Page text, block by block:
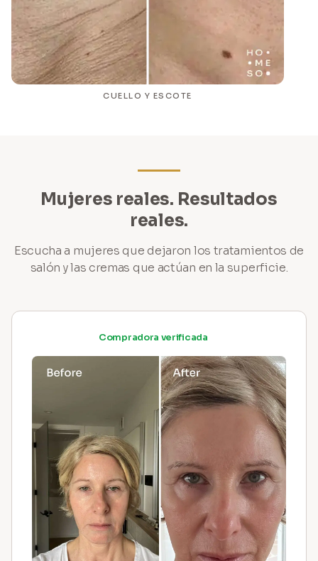
CUELLO Y ESCOTE
Mujeres reales. Resultados
reales.
Escucha a mujeres que dejaron los tratamientos de
salón y las cremas que actúan en la superficie.
Compradora verificada